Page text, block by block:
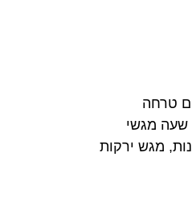
טרחה
שעה מגשי
מגש ירקות